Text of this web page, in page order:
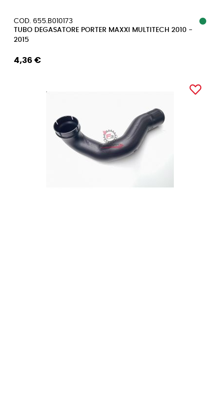
COD. 655.B010173
TUBO DEGASATORE PORTER MAXXI MULTITECH 2010 -
2015
4,36 €